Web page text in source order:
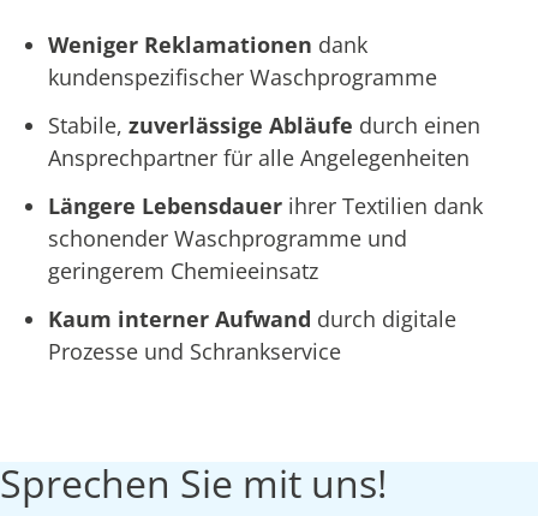
Weniger Reklamationen dank
kundenspezifischer Waschprogramme
Stabile, zuverlässige Abläufe durch einen
Ansprechpartner für alle Angelegenheiten
Längere Lebensdauer ihrer Textilien dank
schonender Waschprogramme und
geringerem Chemieeinsatz
Kaum interner Aufwand durch digitale
Prozesse und Schrankservice
Sprechen Sie mit uns!